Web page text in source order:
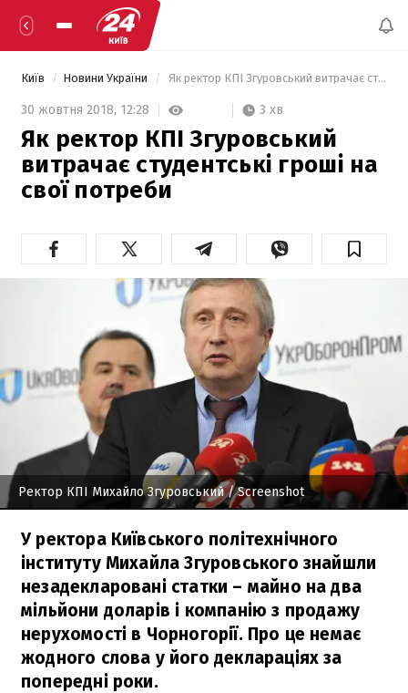
Київ Новини України Як ректор КПІ Згуровський витрачає студентські гроші на свої потреби
30 жовтня 2018, 12:28 3 хв
Як ректор КПІ Згуровський
витрачає студентські гроші на
свої потреби
Ректор КПІ Михайло Згуровський/ Screenshot
У ректора Київського політехнічного
інституту Михайла Згуровського знайшли
незадекларовані статки – майно на два
мільйони доларів і компанію з продажу
нерухомості в Чорногорії. Про це немає
жодного слова у його деклараціях за
попередні роки.